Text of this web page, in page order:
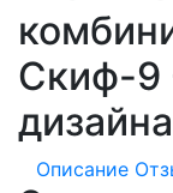
Скиф-9
Описание